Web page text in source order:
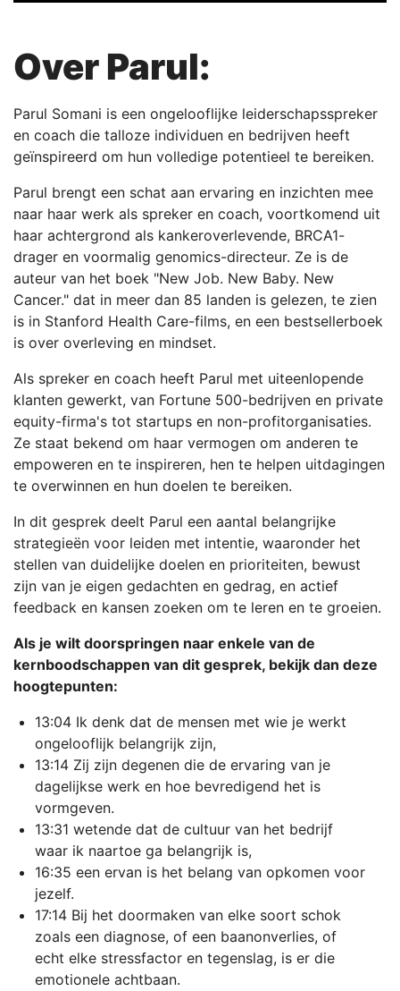
Over Parul:
Parul Somani is een ongelooflijke leiderschapsspreker
en coach die talloze individuen en bedrijven heeft
geïnspireerd om hun volledige potentieel te bereiken.
Parul brengt een schat aan ervaring en inzichten mee
naar haar werk als spreker en coach, voortkomend uit
haar achtergrond als kankeroverlevende, BRCA1-
drager en voormalig genomics-directeur. Ze is de
auteur van het boek "New Job. New Baby. New
Cancer." dat in meer dan 85 landen is gelezen, te zien
is in Stanford Health Care-films, en een bestsellerboek
is over overleving en mindset.
Als spreker en coach heeft Parul met uiteenlopende
klanten gewerkt, van Fortune 500-bedrijven en private
equity-firma's tot startups en non-profitorganisaties.
Ze staat bekend om haar vermogen om anderen te
empoweren en te inspireren, hen te helpen uitdagingen
te overwinnen en hun doelen te bereiken.
In dit gesprek deelt Parul een aantal belangrijke
strategieën voor leiden met intentie, waaronder het
stellen van duidelijke doelen en prioriteiten, bewust
zijn van je eigen gedachten en gedrag, en actief
feedback en kansen zoeken om te leren en te groeien.
Als je wilt doorspringen naar enkele van de
kernboodschappen van dit gesprek, bekijk dan deze
hoogtepunten:
13:04 Ik denk dat de mensen met wie je werkt
ongelooflijk belangrijk zijn,
13:14 Zij zijn degenen die de ervaring van je
dagelijkse werk en hoe bevredigend het is
vormgeven.
13:31 wetende dat de cultuur van het bedrijf
waar ik naartoe ga belangrijk is,
16:35 een ervan is het belang van opkomen voor
jezelf.
17:14 Bij het doormaken van elke soort schok
zoals een diagnose, of een baanonverlies, of
echt elke stressfactor en tegenslag, is er die
emotionele achtbaan.